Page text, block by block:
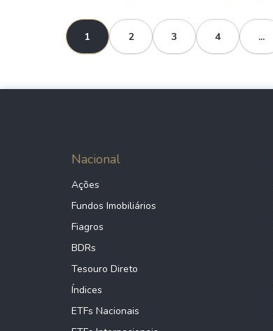
1 2 3 4 ...
Nacional
Ações
Fundos Imobiliários
Fiagros
BDRs
Tesouro Direto
Índices
ETFs Nacionais